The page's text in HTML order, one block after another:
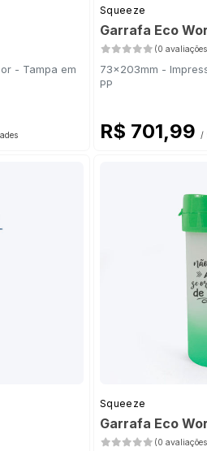
- Tampa em
Squeeze
Garrafa Eco
(0
73x203mm -
PP
R$ 701,99 /
Squeeze
Garrafa Eco
(0